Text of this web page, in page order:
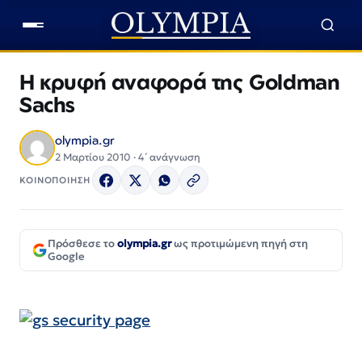
Η κρυφή αναφορά της Goldman
Sachs
olympia.gr
2 Μαρτίου 2010 · 4΄ ανάγνωση
ΚΟΙΝΟΠΟΙΗΣΗ
Πρόσθεσε τοolympia.grως προτιμώμενη πηγή στη
Google